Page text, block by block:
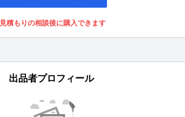
見積もりの相談後に購入できます
出品者プロフィール